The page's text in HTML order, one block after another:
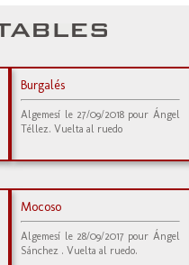
Burgalés
Algemesí le 27/09/2018 pour Ángel
Téllez. Vuelta al ruedo
Mocoso
Algemesí le 28/09/2017 pour Ángel
Sánchez . Vuelta al ruedo.